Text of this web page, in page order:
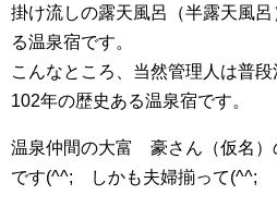
掛け流しの露天風呂（半露天風
る温泉宿です。
こんなところ、当然管理人は普
102年の歴史ある温泉宿です。
温泉仲間の大富 豪さん（仮名）
です(^^; しかも夫婦揃って(^^;